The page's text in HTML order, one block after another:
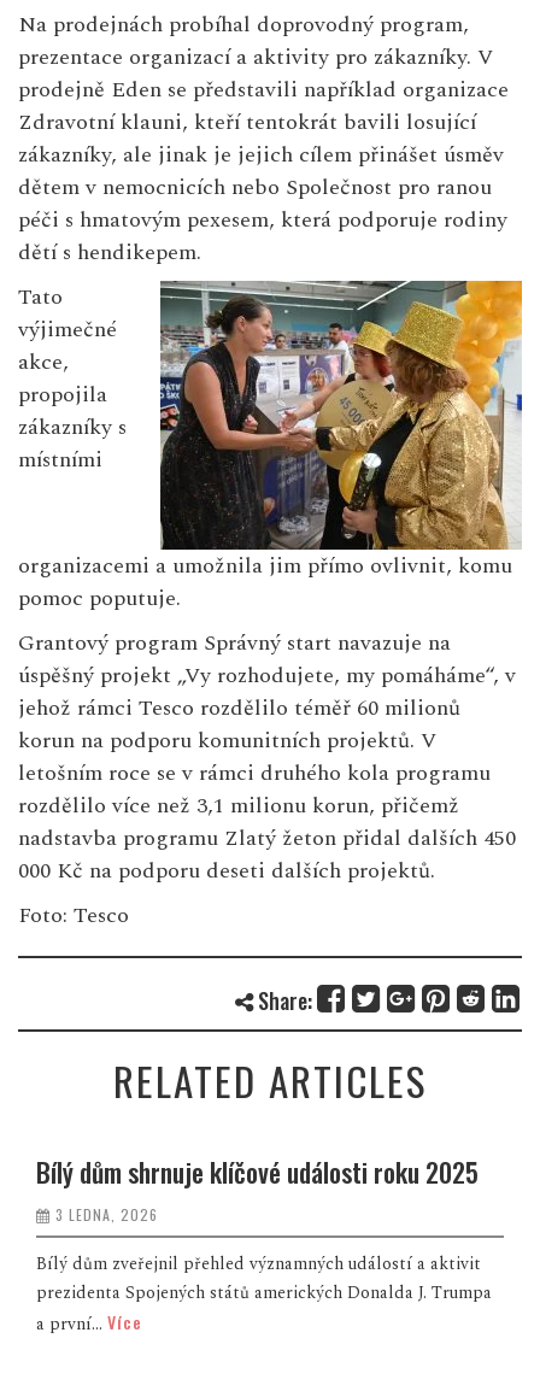
Na prodejnách probíhal doprovodný program,
prezentace organizací a aktivity pro zákazníky. V
prodejně Eden se představili například organizace
Zdravotní klauni, kteří tentokrát bavili losující
zákazníky, ale jinak je jejich cílem přinášet úsměv
dětem v nemocnicích nebo Společnost pro ranou
péči s hmatovým pexesem, která podporuje rodiny
dětí s hendikepem.
Tato
výjimečné
akce,
propojila
zákazníky s
místními
organizacemi a umožnila jim přímo ovlivnit, komu
pomoc poputuje.
Grantový program Správný start navazuje na
úspěšný projekt „Vy rozhodujete, my pomáháme“, v
jehož rámci Tesco rozdělilo téměř 60 milionů
korun na podporu komunitních projektů. V
letošním roce se v rámci druhého kola programu
rozdělilo více než 3,1 milionu korun, přičemž
nadstavba programu Zlatý žeton přidal dalších 450
000 Kč na podporu deseti dalších projektů.
Foto: Tesco
Share:
RELATED ARTICLES
Bílý dům shrnuje klíčové události roku 2025
3 LEDNA, 2026
Bílý dům zveřejnil přehled významných událostí a aktivit
prezidenta Spojených států amerických Donalda J. Trumpa
a první... Více